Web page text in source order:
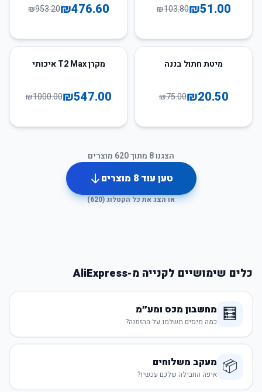
₪51.00
₪103.80
₪476.60
₪953.20
מיטת חתול בננה
₪20.50
₪75.00
45מקרן T2 Max איכותי
₪547.00
₪1000.00
הצגנו8 מתוך620 מוצרים
טען עוד8 מוצרים
או הצג את כל הקטלוג (620
)
כלים שימושיים לקנייה מ-AliExpress
🧮 מחשבון מכס ומע״מ
כמה מיסים תשלמו על ההזמנה?
📦 מעקב משלוחים
איפה החבילה שלכם עכשיו?